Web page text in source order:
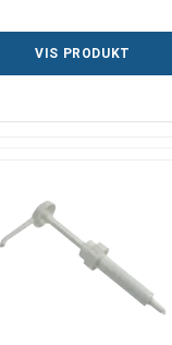
VIS PRODUKT